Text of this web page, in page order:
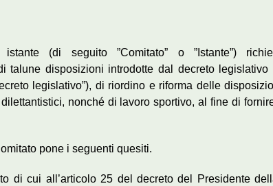
istante (di seguito ”Comitato” o ”Istante”)
talune disposizioni introdotte dal decreto
legislativo”), di riordino e riforma delle
nonché di lavoro sportivo, al fine di
pone i seguenti quesiti.
di cui all’articolo 25 del decreto del Presidente